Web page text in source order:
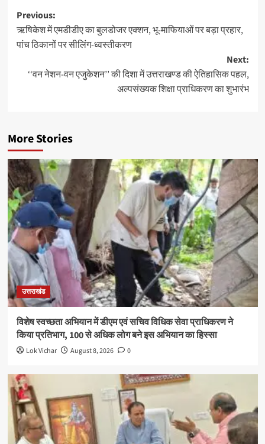
Post
navigation
Previous:
ऋषिकेश में एमडीडीए का बुलडोजर एक्शन, भू-माफियाओं पर बड़ा प्रहार,
पांच ठिकानों पर सीलिंग-ध्वस्तीकरण
Next:
‘‘वन नेशन-वन एजुकेशन’’ की दिशा में उत्तराखण्ड की ऐतिहासिक पहल,
अल्पसंख्यक शिक्षा प्राधिकरण का शुभारंभ
More Stories
उत्तराखंड
विशेष स्वच्छता अभियान में डीएम एवं सचिव विधिक सेवा प्राधिकरण ने
किया प्रतिभाग, 100 से अधिक लोग बने इस अभियान का हिस्सा
Lok Vichar August 8, 2026 0